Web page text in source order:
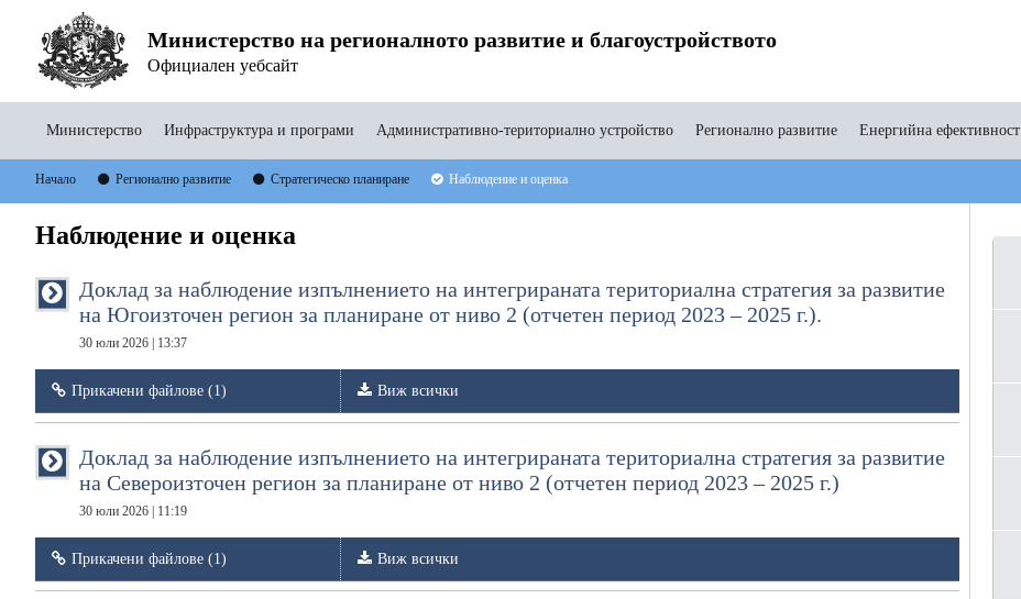
Министерство на регионалното развитие и благоустройството
Официален уебсайт
Министерство Инфраструктура и програми Административно-териториално устройство Регионално развитие Енергийна ефективност
Начало Регионално развитие Стратегическо планиране Наблюдение и оценка
Наблюдение и оценка
Доклад за наблюдение изпълнението на интегрираната териториална стратегия за развитие
на Югоизточен регион за планиране от ниво 2 (отчетен период 2023 – 2025 г.).
30 юли 2026 | 13:37
Прикачени файлове (1) Виж всички
Доклад за наблюдение изпълнението на интегрираната териториална стратегия за развитие
на Североизточен регион за планиране от ниво 2 (отчетен период 2023 – 2025 г.)
30 юли 2026 | 11:19
Прикачени файлове (1) Виж всички